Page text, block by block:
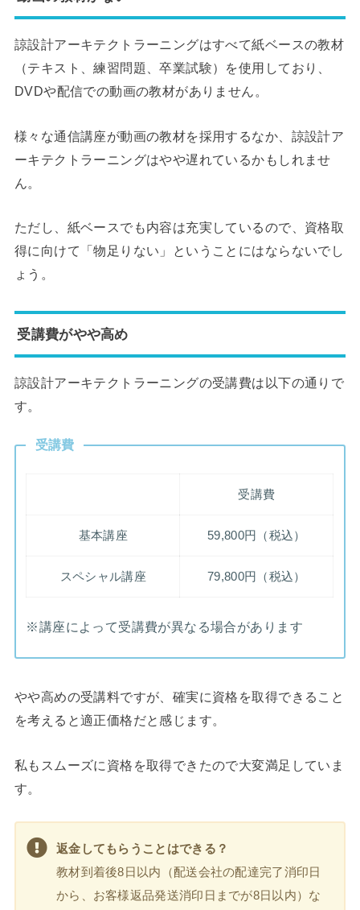
諒設計アーキテクトラーニングはすべて紙ベースの教材
（テキスト、練習問題、卒業試験）を使用しており、
DVDや配信での動画の教材がありません。
様々な通信講座が動画の教材を採用するなか、諒設計ア
ーキテクトラーニングはやや遅れているかもしれませ
ん。
ただし、紙ベースでも内容は充実しているので、資格取
得に向けて「物足りない」ということにはならないでし
ょう。
受講費がやや高め
諒設計アーキテクトラーニングの受講費は以下の通りで
す。
受講費
受講費
基本講座 59,800円（税込）
スペシャル講座 79,800円（税込）
※講座によって受講費が異なる場合があります
やや高めの受講料ですが、確実に資格を取得できること
を考えると適正価格だと感じます。
私もスムーズに資格を取得できたので大変満足していま
す。
返金してもらうことはできる？
教材到着後8日以内（配送会社の配達完了消印日
から、お客様返品発送消印日までが8日以内）な